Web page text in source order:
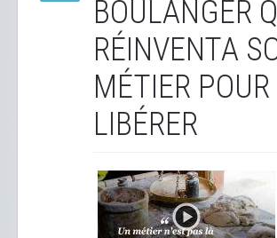
BOULANGER
RÉINVENTA
MÉTIER POUR
LIBÉRER